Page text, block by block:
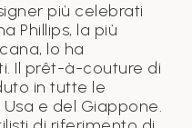
più celebrati
Phillips, la più
lo ha
Il prêt-à-couture di
in tutte le
e del Giappone.